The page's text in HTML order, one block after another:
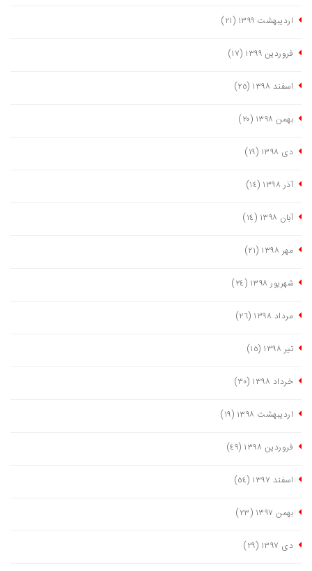
اردیبهشت ١٣٩٩ (٢١)
فروردین ١٣٩٩ (١٧)
اسفند ١٣٩٨ (٢٥)
بهمن ١٣٩٨ (٢٠)
دی ١٣٩٨ (١٩)
آذر ١٣٩٨ (١٤)
آبان ١٣٩٨ (١٤)
مهر ١٣٩٨ (٢١)
شهریور ١٣٩٨ (٢٤)
مرداد ١٣٩٨ (٢٦)
تیر ١٣٩٨ (١٥)
خرداد ١٣٩٨ (٣٠)
اردیبهشت ١٣٩٨ (١٩)
فروردین ١٣٩٨ (٤٩)
اسفند ١٣٩٧ (٥٤)
بهمن ١٣٩٧ (٢٣)
دی ١٣٩٧ (٢٩)